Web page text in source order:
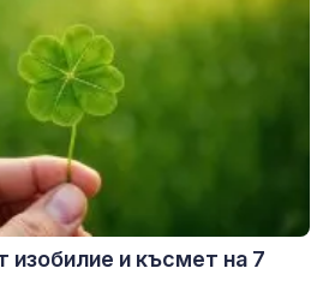
изобилие и късмет на 7